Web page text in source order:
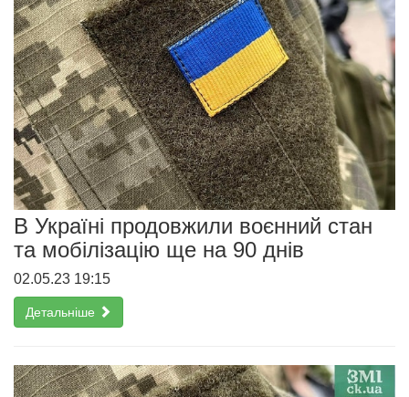
В Україні продовжили воєнний стан
та мобілізацію ще на 90 днів
02.05.23 19:15
Детальніше